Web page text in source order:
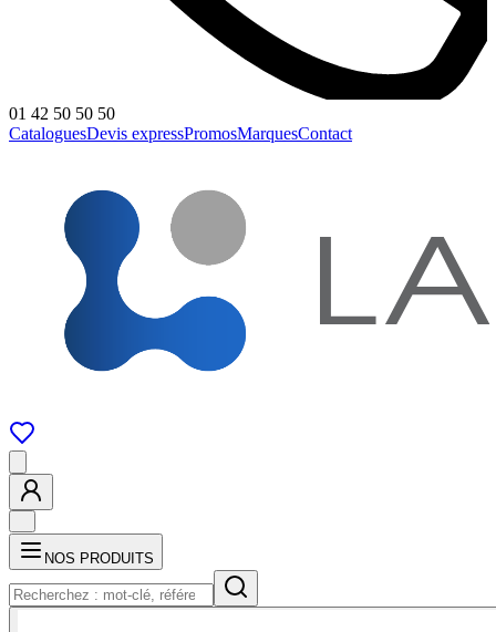
01 42 50 50 50
CataloguesDevis expressPromosMarquesContact
NOS PRODUITS